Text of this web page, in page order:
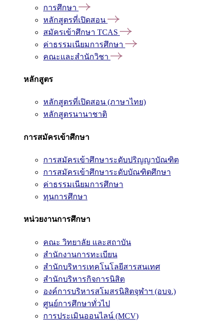
การศึกษา
หลักสูตรที่เปิดสอน
สมัครเข้าศึกษา TCAS
ค่าธรรมเนียมการศึกษา
คณะและสำนักวิชา
หลักสูตร
หลักสูตรที่เปิดสอน (ภาษาไทย)
หลักสูตรนานาชาติ
การสมัครเข้าศึกษา
การสมัครเข้าศึกษาระดับปริญญาบัณฑิต
การสมัครเข้าศึกษาระดับบัณฑิตศึกษา
ค่าธรรมเนียมการศึกษา
ทุนการศึกษา
หน่วยงานการศึกษา
คณะ วิทยาลัย และสถาบัน
สำนักงานการทะเบียน
สำนักบริหารเทคโนโลยีสารสนเทศ
สำนักบริหารกิจการนิสิต
องค์การบริหารสโมสรนิสิตจุฬาฯ (อบจ.)
ศูนย์การศึกษาทั่วไป
การประเมินออนไลน์ (MCV)